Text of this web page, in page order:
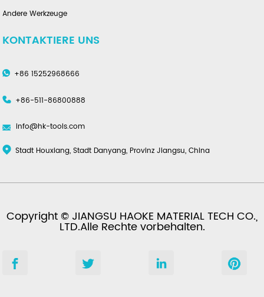
Andere Werkzeuge
KONTAKTIERE UNS
+86 15252968666
+86-511-86800888
info@hk-tools.com
Stadt Houxiang, Stadt Danyang, Provinz Jiangsu, China
Copyright © JIANGSU HAOKE MATERIAL TECH CO.,
LTD.Alle Rechte vorbehalten.